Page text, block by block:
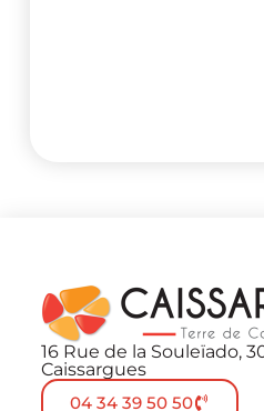
16 Rue de la Souleïado,
Caissargues
04 34 39 50 50